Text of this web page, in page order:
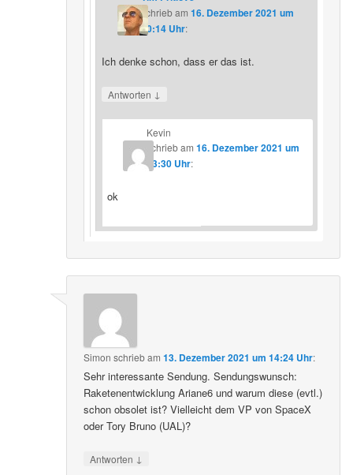
schriebam 16. Dezember 2021 um
20:14 Uhr:
Ich denke schon, dass er das ist.
Antworten ↓
Kevin
schriebam16. Dezember 2021 um
23:30 Uhr:
ok
Simon schriebam13. Dezember 2021 um 14:24 Uhr:
Sehr interessante Sendung. Sendungswunsch:
Raketenentwicklung Ariane6 und warum diese (evtl.)
schon obsolet ist? Vielleicht dem VP von SpaceX
oder Tory Bruno (UAL)?
Antworten ↓